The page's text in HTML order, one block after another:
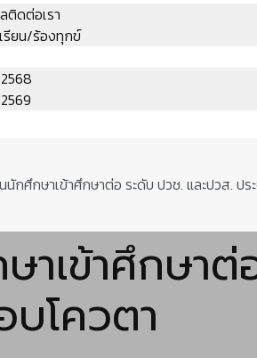
ติดต่อเรา
รียน/ร้องทุกข์
นักศึกษาเข้าศึกษาต่อ ระดับ ปวช. และปวส. ป
าเข้าศึกษา
โควตา